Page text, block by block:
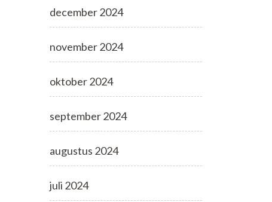
december 2024
november 2024
oktober 2024
september 2024
augustus 2024
juli 2024